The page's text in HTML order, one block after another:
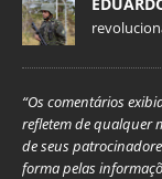
“Os comentários
refletem de qualquer
de seus
forma pelas